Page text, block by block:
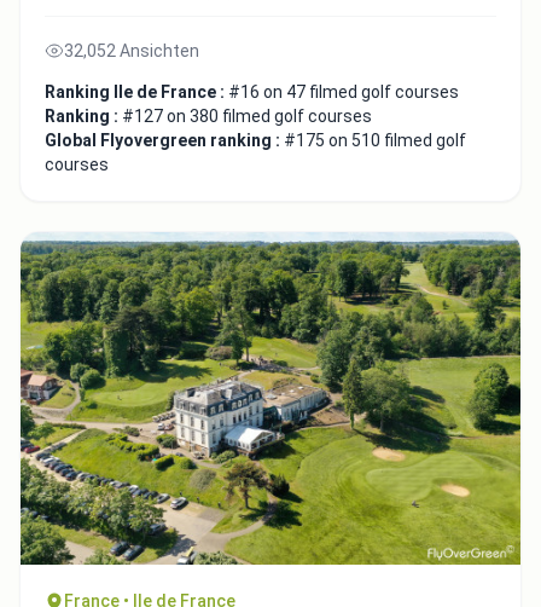
32,052 Ansichten
Ranking Ile de France : #16 on 47 filmed golf courses
Ranking : #127 on 380 filmed golf courses
Global Flyovergreen ranking : #175 on 510 filmed golf
courses
France • Ile de France